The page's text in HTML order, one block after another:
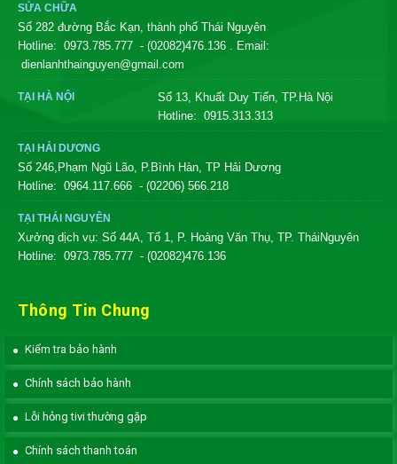
SỬA CHỮA
Số 282 đường Bắc Kạn, thành phố Thái Nguyên
Hotline: 0973.785.777 - (02082)476.136
. Email:
dienlanhthainguyen@gmail.com
TẠI HÀ NỘI
Số 13, Khuất Duy Tiến, TP.Hà Nội
Hotline: 0915.313.313
TẠI HẢI DƯƠNG
Số 246,Phạm Ngũ Lão, P.Bình Hàn, TP Hải Dương
Hotline: 0964.117.666 - (02206) 566.218
TẠI THÁI NGUYÊN
Xưởng dịch vụ: Số 44A, Tổ 1, P. Hoàng Văn Thụ, TP. TháiNguyên
Hotline: 0973.785.777 - (02082)476.136
Thông Tin Chung
Kiểm tra bảo hành
Chính sách bảo hành
Lỗi hỏng tivi thường gặp
Chính sách thanh toán